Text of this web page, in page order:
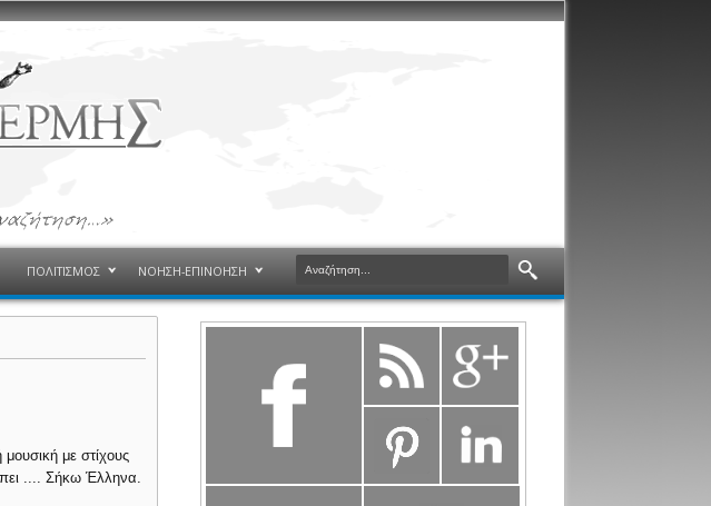
ΠΟΛΙΤΙΣΜΟΣ ΝΟΗΣΗ-ΕΠΙΝΟΗΣΗ
με στίχους
.... Σήκω Έλληνα.